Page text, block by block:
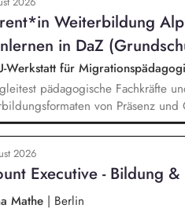
Bildung. Der Bereich
und innovative
mit daran angeschlossenen
Weiterbildung
in DaZ
Werkstatt für
pädagogische Fachkräfte
von Präsenz
Online-Selbstlernkurse für
liegen dabei auf den
und
2026
Executive - Bildung &
Mathe | Berlin